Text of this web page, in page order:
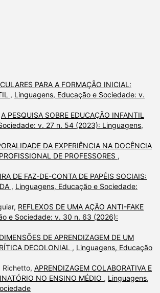
PARA A FORMAÇÃO INICIAL:
, Linguagens, Educação e Sociedade: v.
A PESQUISA SOBRE EDUCAÇÃO INFANTIL
v. 27 n. 54 (2023): Linguagens,
DA EXPERIÊNCIA NA DOCÊNCIA
DE PROFESSORES ,
DE FAZ-DE-CONTA DE PAPÉIS SOCIAIS:
, Linguagens, Educação e Sociedade:
REFLEXOS DE UMA AÇÃO ANTI-FAKE
e Sociedade: v. 30 n. 63 (2026):
DE APRENDIZAGEM DE UM
DECOLONIAL , Linguagens, Educação
Richetto, APRENDIZAGEM COLABORATIVA E
NO ENSINO MÉDIO , Linguagens,